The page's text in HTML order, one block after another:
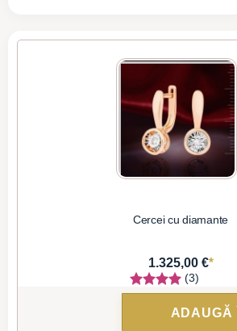
Cercei cu diamante
1.325,00 €*
(3)
ADAUGĂ